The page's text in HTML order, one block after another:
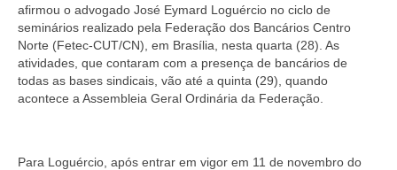
afirmou o advogado José Eymard Loguércio no ciclo de
seminários realizado pela Federação dos Bancários Centro
Norte (Fetec-CUT/CN), em Brasília, nesta quarta (28). As
atividades, que contaram com a presença de bancários de
todas as bases sindicais, vão até a quinta (29), quando
acontece a Assembleia Geral Ordinária da Federação.
Para Loguércio, após entrar em vigor em 11 de novembro do